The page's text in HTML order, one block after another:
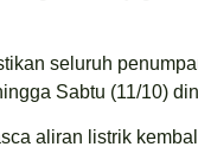
seluruh
Sabtu (11/10)
aliran listrik